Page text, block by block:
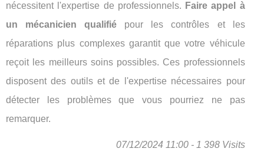
nécessitent l'expertise de professionnels. Faire appel à
un mécanicien qualifié pour les contrôles et les
réparations plus complexes garantit que votre véhicule
reçoit les meilleurs soins possibles. Ces professionnels
disposent des outils et de l'expertise nécessaires pour
détecter les problèmes que vous pourriez ne pas
remarquer.
07/12/2024 11:00 - 1 398 Visits